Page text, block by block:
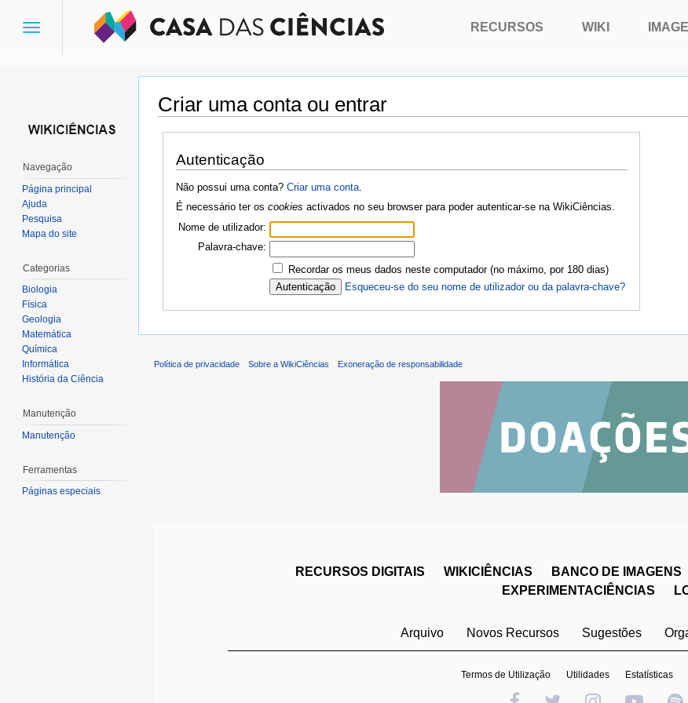
Criar uma conta ou entrar
Ir para:navegação,pesquisa
Autenticação
Não possui uma conta? Criar uma conta.
É necessário ter os cookies activados no seu browser para poder autenticar-se na WikiCiências.
Nome de utilizador:
Palavra-chave:
Recordar os meus dados neste computador (no máximo, por 180 dias)
Esqueceu-se do seu nome de utilizador ou da palavra-chave?
Toggle
RECURSOS WIKI
Navegação
Página principal
Ajuda
Pesquisa
Mapa do site
Categorias
Biologia
Física
Geologia
Matemática
Química
Informática
História da Ciência
Manutenção
Manutenção
Ferramentas
Páginas especiais
Política de privacidade Sobre a WikiCiências Exoneração de responsabilidade
RECURSOS DIGITAIS WIKICIÊNCIAS BANCO DE IMAGENS
EXPERIMENTACIÊNCIAS
Arquivo Novos Recursos Sugestões
Termos de Utilização Utilidades Estatísticas